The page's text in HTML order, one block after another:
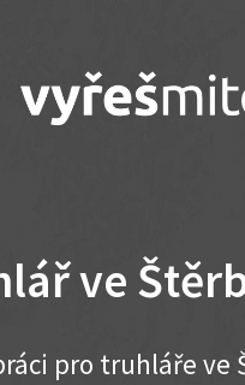
ve
pro truhláře ve